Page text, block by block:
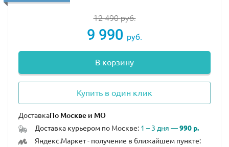
12 490руб.
9 990 руб.
В корзину
Купить в один клик
Доставка
Доставка курьером по Москве: 1 – 3 дня —990 р.
Яндекс.Маркет - получение в ближайшем пункте: